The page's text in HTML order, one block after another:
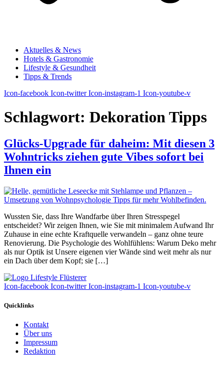
Aktuelles & News
Hotels & Gastronomie
Lifestyle & Gesundheit
Tipps & Trends
Icon-facebook Icon-twitter Icon-instagram-1 Icon-youtube-v
Schlagwort: Dekoration Tipps
Glücks-Upgrade für daheim: Mit diesen 3
Wohntricks ziehen gute Vibes sofort bei
Ihnen ein
Wussten Sie, dass Ihre Wandfarbe über Ihren Stresspegel
entscheidet? Wir zeigen Ihnen, wie Sie mit minimalem Aufwand Ihr
Zuhause in eine echte Kraftquelle verwandeln – ganz ohne teure
Renovierung. Die Psychologie des Wohlfühlens: Warum Deko mehr
als nur Optik ist Unsere eigenen vier Wände sind weit mehr als nur
ein Dach über dem Kopf; sie […]
Icon-facebook Icon-twitter Icon-instagram-1 Icon-youtube-v
Quicklinks
Kontakt
Über uns
Impressum
Redaktion